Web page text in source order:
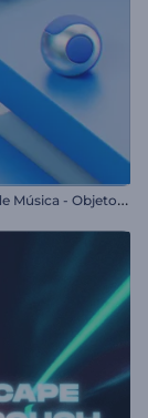
V
isualizador de Música - Objetos Cinéticos